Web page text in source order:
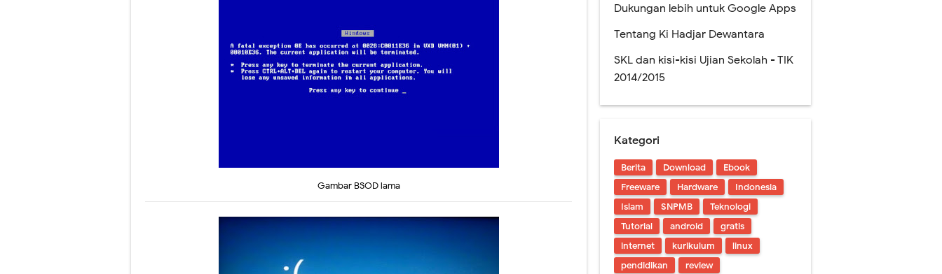
Perubahan Bentuk Rapor Untuk SKS, Perlu Dikoreksi Lagi.
Panduan Penilaian SMA edisi November 2016. Layout Rapor Berubah Lagi, Iya Lagi
Pilkada Rasa Pilpres. Sedikit Pendapat Saya Mengenai Pilgub DKI
Gambar BSOD lama
Dukungan lebih untuk Google Apps
Tentang Ki Hadjar Dewantara
SKL dan kisi-kisi Ujian Sekolah - TIK
2014/2015
Kategori
Berita Download
Ebook
Freeware
Hardware
Indonesia
Islam
SNPMB
Teknologi
Tutorial
android
gratis
internet
kurikulum
linux
pendidikan
review